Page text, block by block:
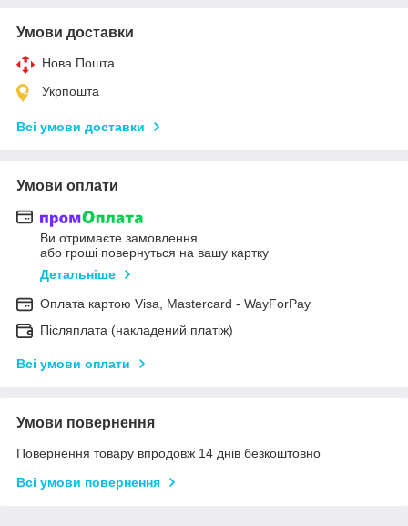
Умови доставки
Нова Пошта
Укрпошта
Всі умови доставки
Умови оплати
Ви отримаєте замовлення
або гроші повернуться на вашу картку
Детальніше
Оплата картою Visa, Mastercard - WayForPay
Післяплата (накладений платіж)
Всі умови оплати
Умови повернення
Повернення товару впродовж 14 днів безкоштовно
Всі умови повернення